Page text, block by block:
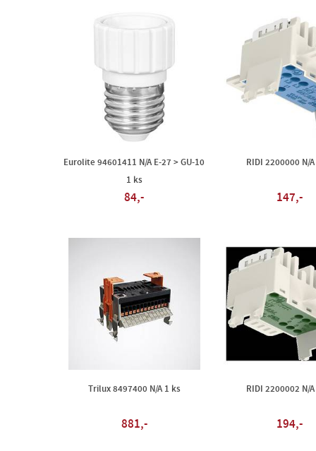
Eurolite 94601411 N/A E-27 > GU-10
1 ks
84,-
RIDI 2200000 N/
147,-
Trilux 8497400 N/A 1 ks
881,-
RIDI 2200002 N/
194,-